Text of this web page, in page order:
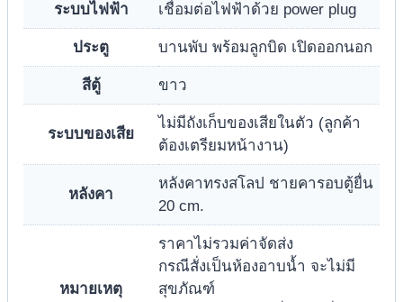
ระบบไฟฟ้า เชื่อมต่อไฟฟ้าด้วย power plug
ประตู บานพับ พร้อมลูกบิด เปิดออกนอก
สีตู้ ขาว
ระบบของเสีย
ไม่มีถังเก็บของเสียในตัว (ลูกค้า
ต้องเตรียมหน้างาน)
หลังคา
หลังคาทรงสโลป ชายคารอบตู้ยื่น
20 cm.
หมายเหตุ
ราคาไม่รวมค่าจัดส่ง
กรณีสั่งเป็นห้องอาบน้ำ จะไม่มี
สุขภัณฑ์